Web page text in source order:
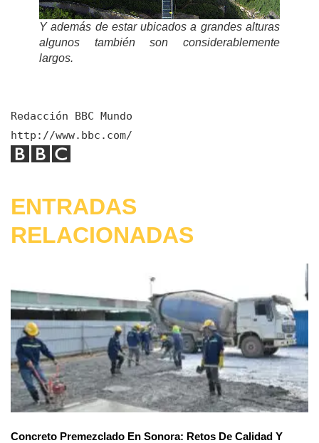
Y además de estar ubicados a grandes alturas
algunos también son considerablemente
largos.
Redacción BBC Mundo
ENTRADAS
RELACIONADAS
Concreto Premezclado En Sonora: Retos De Calidad Y